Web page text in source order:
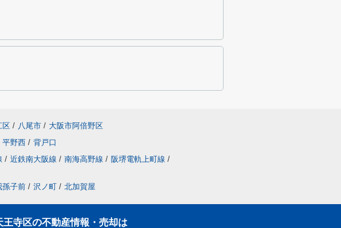
区 / 八尾市 / 大阪市阿倍野区
平野西 / 背戸口
/ 近鉄南大阪線 / 南海高野線 / 阪堺電軌上町線 /
孫子前 / 沢ノ町 / 北加賀屋
王寺区の不動産情報・売却は